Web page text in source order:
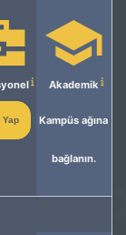
Akademik
Kampüs ağına
bağlanın.